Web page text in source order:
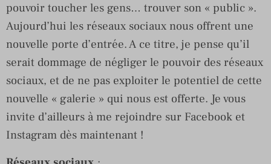
pouvoir toucher les gens… trouver son « public ».
Aujourd’hui les réseaux sociaux nous offrent une
nouvelle porte d’entrée. A ce titre, je pense qu’il
serait dommage de négliger le pouvoir des réseaux
sociaux, et de ne pas exploiter le potentiel de cette
nouvelle « galerie » qui nous est offerte. Je vous
invite d’ailleurs à me rejoindre sur Facebook et
Instagram dès maintenant !